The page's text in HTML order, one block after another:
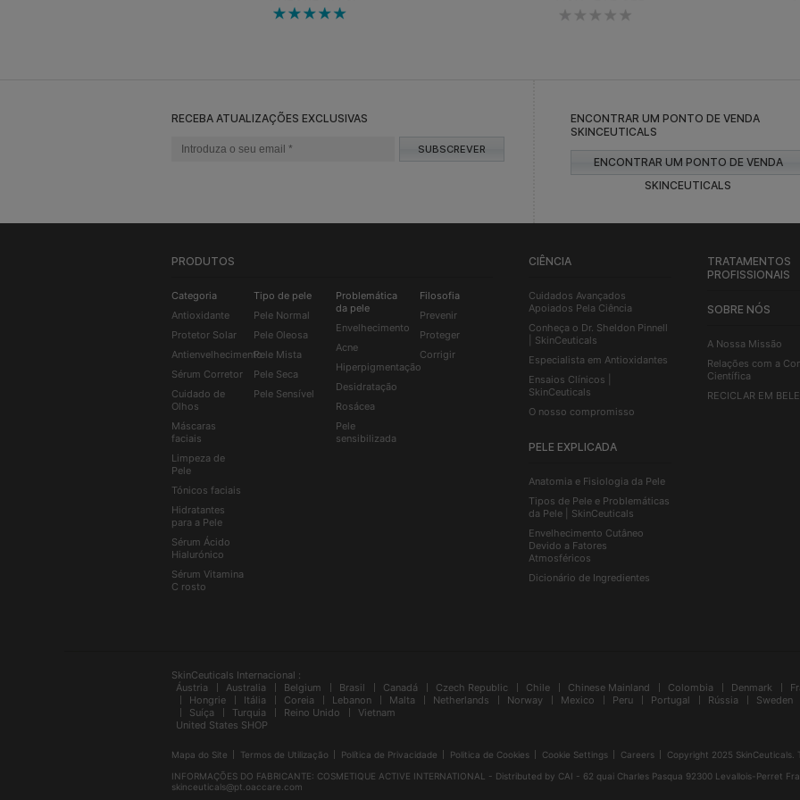
RECEBA ATUALIZAÇÕES EXCLUSIVAS
SUBSCREVER
ENCONTRAR UM PONTO DE VENDA
SKINCEUTICALS
ENCONTRAR UM PONTO DE VENDA
SKINCEUTICALS
PRODUTOS
Categoria
Antioxidante
Protetor Solar
Antienvelhecimento
Sérum Corretor
Cuidado de
Olhos
Máscaras
faciais
Limpeza de
Pele
Tónicos faciais
Hidratantes
para a Pele
Sérum Ácido
Hialurónico
Sérum Vitamina
C rosto
Tipo de pele
Pele Normal
Pele Oleosa
Pele Mista
Pele Seca
Pele Sensível
Problemática
da pele
Envelhecimento
Acne
Hiperpigmentação
Desidratação
Rosácea
Pele
sensibilizada
Filosofia
Prevenir
Proteger
Corrigir
CIÊNCIA
Cuidados Avançados
Apoiados Pela Ciência
Conheça o Dr. Sheldon Pinnell
| SkinCeuticals
Especialista em Antioxidantes
Ensaios Clínicos |
SkinCeuticals
O nosso compromisso
PELE EXPLICADA
Anatomia e Fisiologia da Pele
Tipos de Pele e Problemáticas
da Pele | SkinCeuticals
Envelhecimento Cutâneo
Devido a Fatores
Atmosféricos
Dicionário de Ingredientes
TRATAMENTOS
PROFISSIONAIS
SOBRE NÓS
A Nossa Missão
Relações com a
Científica
RECICLAR EM
SkinCeuticals Internacional :
Áustria
Australia Belgium Brasil Canadá Czech Republic Chile Chinese Mainland Colombia Denmark
Hongrie
Itália Coreia Lebanon Malta Netherlands Norway Mexico Peru Portugal Rússia Sweden
Suíça
Turquia Reino Unido
Vietnam
United States SHOP
Mapa do Site Termos de Utilização Política de Privacidade Politica de Cookies Cookie Settings Careers
Copyright 2025 SkinCeuticals.
INFORMAÇÕES DO FABRICANTE: COSMETIQUE ACTIVE INTERNATIONAL - Distributed by CAI - 62 quai Charles Pasqua 92300 Levallois-Perret
skinceuticals@pt.oaccare.com